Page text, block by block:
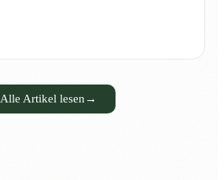
Alle Artikel lesen →